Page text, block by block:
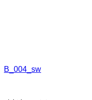
B_004_sw